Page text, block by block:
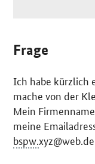
Frage
Ich habe kürzlich
mache von der
Mein
meine
bspw.